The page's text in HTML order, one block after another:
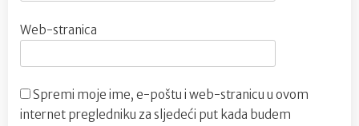
Web-stranica
Spremi moje ime, e-poštu i web-stranicu u ovom
internet pregledniku za sljedeći put kada budem